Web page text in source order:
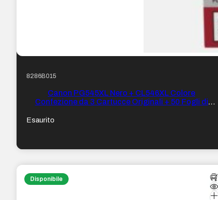
8286B015
Canon PG545XL Nero + CL546XL Colore
Confezione da 3 Cartucce Originali + 50 Fogli di
Esaurito
Disponibile